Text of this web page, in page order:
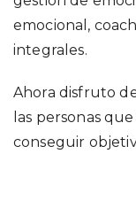
emocional,
integrales.
Ahora disfruto
las personas
conseguir